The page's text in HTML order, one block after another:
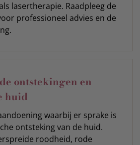
lasertherapie. Raadpleeg de
professioneel advies en de
ontstekingen en
huid
waarbij er sprake is
ontsteking van de huid.
roodheid, rode